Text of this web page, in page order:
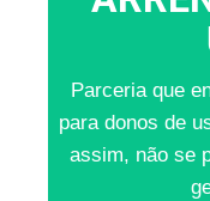
Parceria que
para donos de
assim, não se